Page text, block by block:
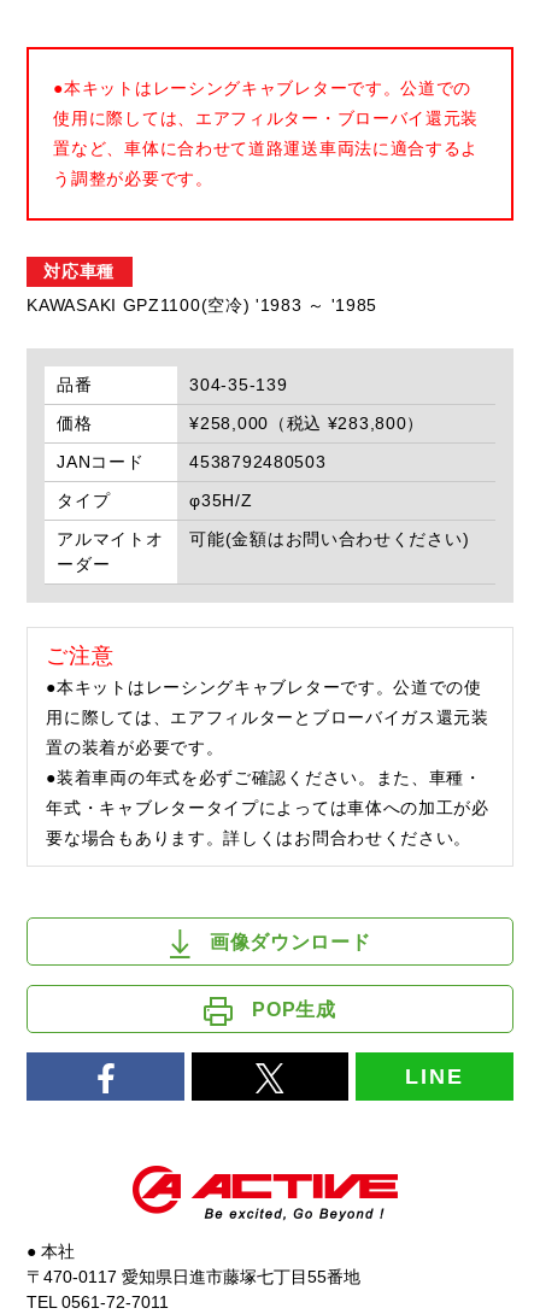
●本キットはレーシングキャブレターです。公道での
使用に際しては、エアフィルター・ブローバイ還元装
置など、車体に合わせて道路運送車両法に適合するよ
う調整が必要です。
対応車種
KAWASAKI GPZ1100(空冷) '1983 ～ '1985
品番
304-35-139
価格
¥258,000（税込 ¥283,800）
JANコード
4538792480503
タイプ
φ35H/Z
アルマイトオ
ーダー
可能(金額はお問い合わせください)
ご注意
●本キットはレーシングキャブレターです。公道での使
用に際しては、エアフィルターとブローバイガス還元装
置の装着が必要です。
●装着車両の年式を必ずご確認ください。また、車種・
年式・キャブレタータイプによっては車体への加工が必
要な場合もあります。詳しくはお問合わせください。
画像ダウンロード
POP生成
LINE
● 本社
〒470-0117 愛知県日進市藤塚七丁目55番地
TEL 0561-72-7011